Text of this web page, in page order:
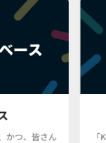
かつ、皆さん